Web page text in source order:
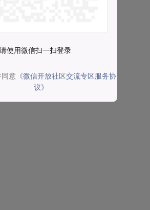
请使用微信扫一扫登录
同意 《微信开放社区交流专区服务协
议》